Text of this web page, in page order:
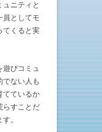
ニティと
員としてモ
てくると実
遊びコミュ
でない人も
てているか
らすことだ
。